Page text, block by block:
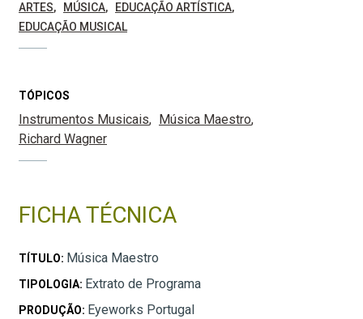
ARTES
MÚSICA
EDUCAÇÃO ARTÍSTICA
EDUCAÇÃO MUSICAL
TÓPICOS
Instrumentos Musicais
Música Maestro
Richard Wagner
FICHA TÉCNICA
TÍTULO: Música Maestro
TIPOLOGIA: Extrato de Programa
PRODUÇÃO: Eyeworks Portugal